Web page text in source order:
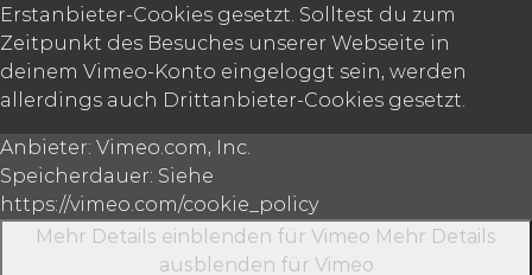
Erstanbieter-Cookies gesetzt. Solltest du zum
Zeitpunkt des Besuches unserer Webseite in
deinem Vimeo-Konto eingeloggt sein, werden
allerdings auch Drittanbieter-Cookies gesetzt.
Anbieter: Vimeo.com, Inc.
Speicherdauer: Siehe
https://vimeo.com/cookie_policy
Mehr Details einblenden für Vimeo Mehr Details
ausblenden für Vimeo